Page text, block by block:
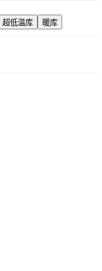
超低温库 暖库